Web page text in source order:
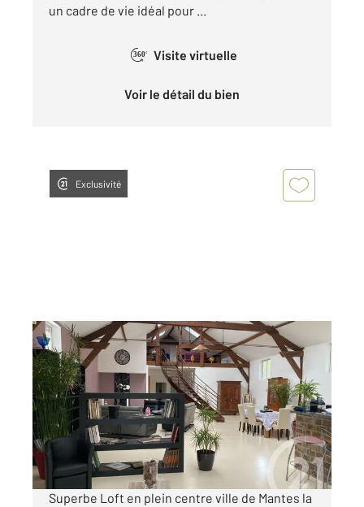
un cadre de vie idéal pour ...
360° Visite virtuelle
Voir le détail du bien
Exclusivité
MANTES LA JOLIE 78
247 m 2, 5 pièces
Ref : 5693
Maison à vendre
480 000 €
Visiter le site dédié
Superbe Loft en plein centre ville de Mantes la